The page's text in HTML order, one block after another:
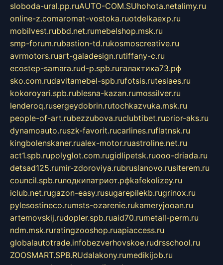
sloboda-ural.pp.ruAUTO-COM.SUhohota.netalimy.ru
online-z.comaromat-vostoka.ruotdelkaexp.ru
mobilvest.rubbd.net.rumebelshop.msk.ru
smp-forum.rubastion-td.rukosmoscreative.ru
avrmotors.ruart-galadesign.rutiffany-c.ru
ecostep-samara.rud-p.spb.ruгалактика73.рф
sko.com.rudavitamebel-spb.rufotsis.rutesiaes.ru
kokoroyari.spb.rublesna-kazan.rumossilver.ru
lenderoq.rusergeydobrin.rutochkazvuka.msk.ru
people-of-art.rubezzubova.ruclubtibet.ruorior-aks.ru
dynamoauto.ruszk-favorit.rucarlines.ruflatnsk.ru
kingbolenskaner.rualex-motor.ruastroline.net.ru
act1.spb.rupolyglot.com.rugidlipetsk.ruooo-driada.ru
detsad125.rumir-zdoroviya.rubruslanovo.rusiterem.ru
council.spb.ruлодкипатриот.рфkafekolizey.ru
iclub.net.rugazon-easy.rusugarepilekb.rugrinox.ru
pylesostineco.rumsts-ozarenie.rukameryjooan.ru
artemovskij.rudopler.spb.ruaid70.rumetall-perm.ru
ndm.msk.ruratingzooshop.ruapiaccess.ru
globalautotrade.infobezverhovskoe.rudrsschool.ru
ZOOSMART.SPB.RUdalakony.rumedikijob.ru